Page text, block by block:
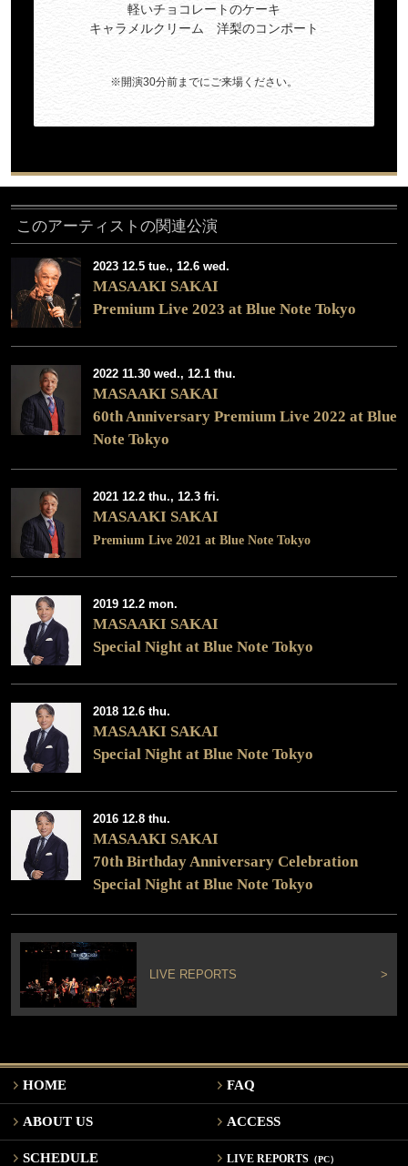
軽いチョコレートのケーキ
キャラメルクリーム 洋梨のコンポート
※開演30分前までにご来場ください。
このアーティストの関連公演
2023 12.5 tue., 12.6 wed.
MASAAKI SAKAI
Premium Live 2023 at Blue Note Tokyo
2022 11.30 wed., 12.1 thu.
MASAAKI SAKAI
60th Anniversary Premium Live 2022 at Blue
Note Tokyo
2021 12.2 thu., 12.3 fri.
MASAAKI SAKAI
Premium Live 2021 at Blue Note Tokyo
2019 12.2 mon.
MASAAKI SAKAI
Special Night at Blue Note Tokyo
2018 12.6 thu.
MASAAKI SAKAI
Special Night at Blue Note Tokyo
2016 12.8 thu.
MASAAKI SAKAI
70th Birthday Anniversary Celebration
Special Night at Blue Note Tokyo
LIVE REPORTS >
HOME FAQ
ABOUT US ACCESS
SCHEDULE LIVE REPORTS （PC）